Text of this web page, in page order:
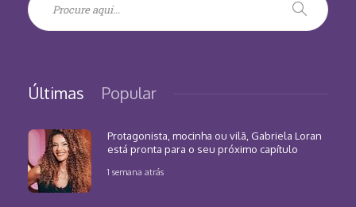
Últimas Popular
Protagonista, mocinha ou vilã, Gabriela Loran
está pronta para o seu próximo capítulo
1 semana atrás